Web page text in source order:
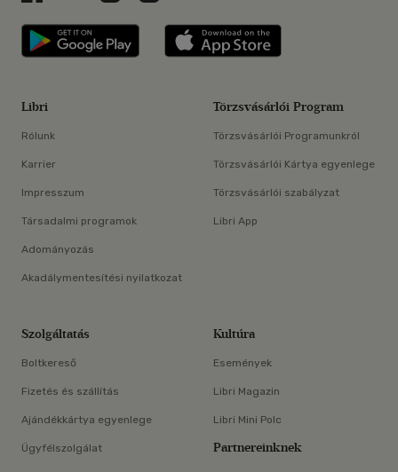
Libri applikáció Szerezd meg: Google
Libri
Rólunk
Karrier
Impresszum
Társadalmi programok
Adományozás
Akadálymentesítési nyilatkozat
Törzsvásárlói Program
Törzsvásárlói Programunkról
Törzsvásárlói Kártya egyenlege
Törzsvásárlói szabályzat
Libri App
Szolgáltatás
Boltkereső
Fizetés és szállítás
Ajándékkártya egyenlege
Ügyfélszolgálat
Kultúra
Események
Libri Magazin
Libri Mini Polc
Partnereinknek